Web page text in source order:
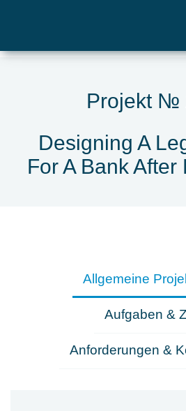
Projekt №
Designing A
For A Bank
Allgemeine
Aufgaben &
Anforderungen &